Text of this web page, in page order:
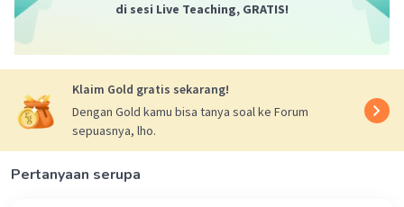
di sesi Live Teaching, GRATIS!
Klaim Gold gratis sekarang!
Dengan Gold kamu bisa tanya soal ke Forum
sepuasnya, lho.
Pertanyaan serupa